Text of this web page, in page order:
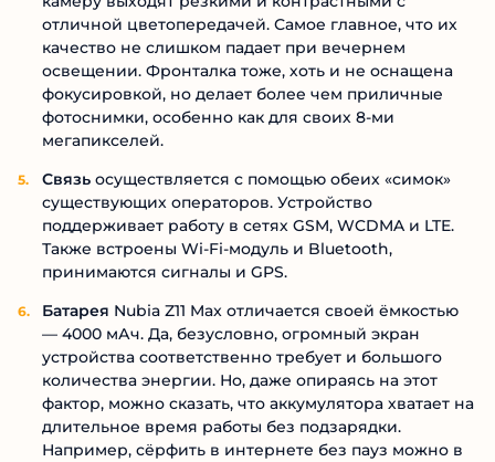
отличной цветопередачей. Самое главное, что их
качество не слишком падает при вечернем
освещении. Фронталка тоже, хоть и не оснащена
фокусировкой, но делает более чем приличные
фотоснимки, особенно как для своих 8-ми
мегапикселей.
Связь осуществляется с помощью обеих «симок»
существующих операторов. Устройство
поддерживает работу в сетях GSM, WCDMA и LTE.
Также встроены Wi-Fi-модуль и Bluetooth,
принимаются сигналы и GPS.
Батарея Nubia Z11 Max отличается своей ёмкостью
— 4000 мАч. Да, безусловно, огромный экран
устройства соответственно требует и большого
количества энергии. Но, даже опираясь на этот
фактор, можно сказать, что аккумулятора хватает на
длительное время работы без подзарядки.
Например, сёрфить в интернете без пауз можно в